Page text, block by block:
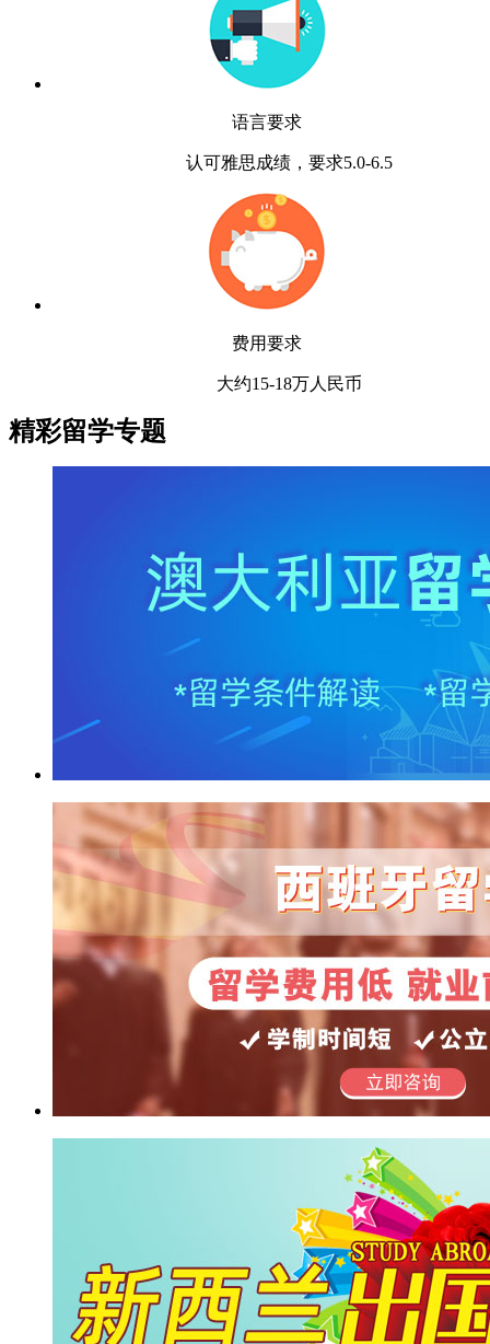
语言要求
认可雅思成绩，要求5.0-6.5
费用要求
大约15-18万人民币
精彩留学专题